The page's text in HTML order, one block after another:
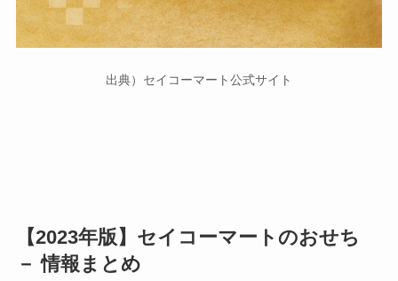
出典）セイコーマート公式サイト
【2023年版】セイコーマートのおせち
－ 情報まとめ